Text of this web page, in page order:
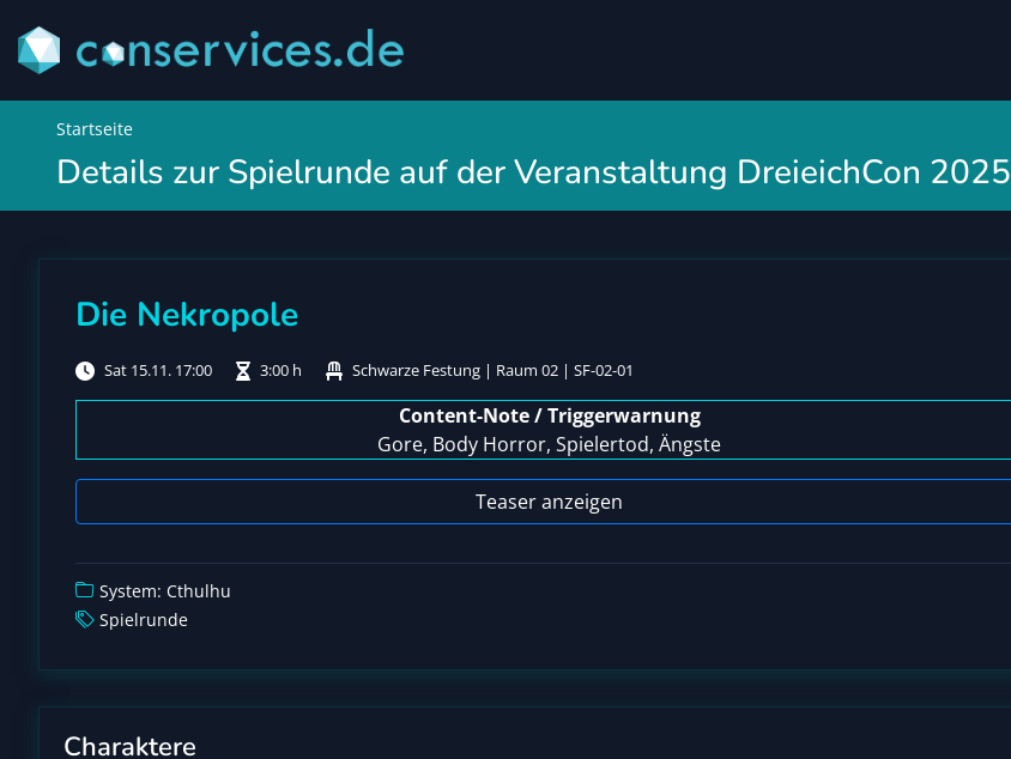
Startseite
Details zur Spielrunde auf der Veranstaltung DreieichCon 2025
Die Nekropole
Sat 15.11. 17:00 3:00 h Schwarze Festung | Raum 02 | SF-02-01
Content-Note / Triggerwarnung
Gore, Body Horror, Spielertod, Ängste
Teaser anzeigen
System: Cthulhu
Spielrunde
Charaktere